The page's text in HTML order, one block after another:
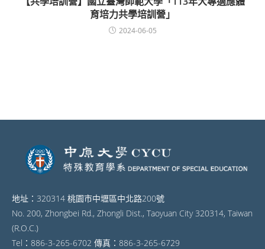
育培力共學培訓營」
2024-06-05
地址：320314 桃園市中壢區中北路200號
No. 200, Zhongbei Rd., Zhongli Dist., Taoyuan City 320314, Taiwan
(R.O.C.)
Tel：886-3-265-6702 傳真：886-3-265-6729